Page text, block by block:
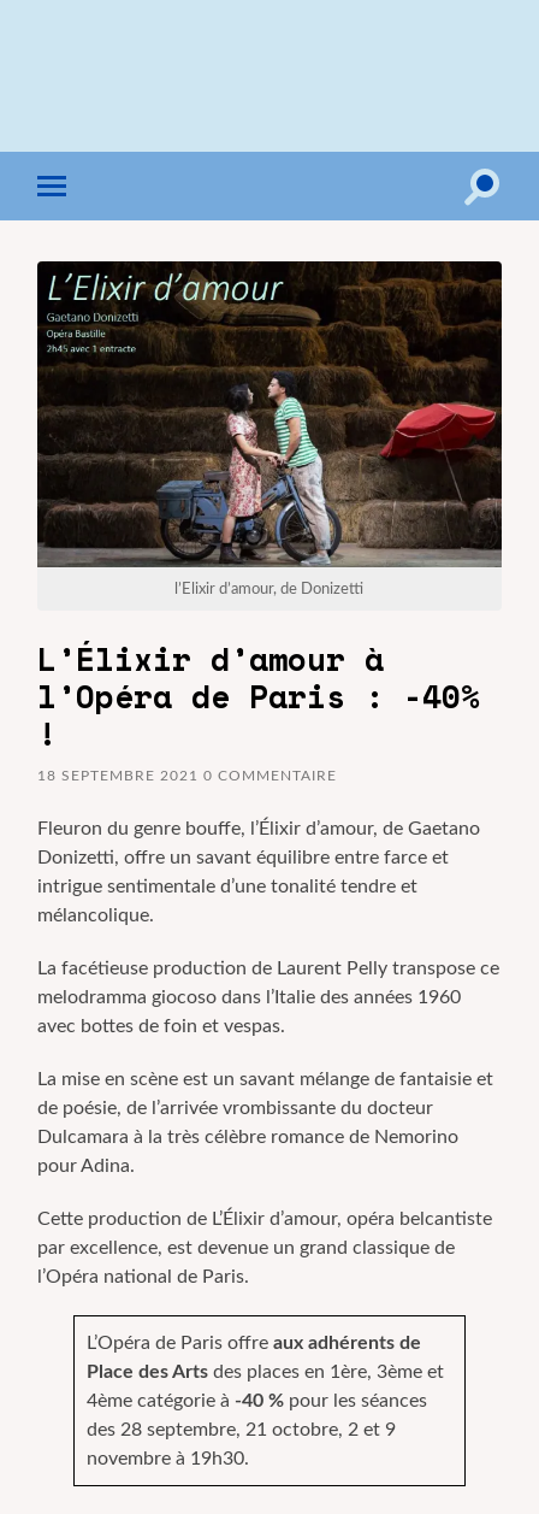
mobile
Toggle
l’Elixir d’amour, de Donizetti
L’Élixir d’amour à
l’Opéra de Paris : -40%
!
18 SEPTEMBRE 2021 0 COMMENTAIRE
Fleuron du genre bouffe, l’Élixir d’amour, de Gaetano
Donizetti, offre un savant équilibre entre farce et
intrigue sentimentale d’une tonalité tendre et
mélancolique.
La facétieuse production de Laurent Pelly transpose ce
melodramma giocoso dans l’Italie des années 1960
avec bottes de foin et vespas.
La mise en scène est un savant mélange de fantaisie et
de poésie, de l’arrivée vrombissante du docteur
Dulcamara à la très célèbre romance de Nemorino
pour Adina.
Cette production de L’Élixir d’amour, opéra belcantiste
par excellence, est devenue un grand classique de
l’Opéra national de Paris.
L’Opéra de Paris offreaux adhérents de
Place des Arts des places en 1ère, 3ème et
4ème catégorie à -40 % pour les séances
des 28 septembre, 21 octobre, 2 et 9
novembre à 19h30.